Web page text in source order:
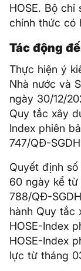
HOSE. Bộ chỉ
chính thức có
Tác động
Thực hiện ý
Nhà nước và
ngày 30/12/
Quy tắc xây
Index phiên
747/QĐ-
Quyết định
60 ngày kể
788/QĐ-
hành Quy tắc
HOSE-Index
HOSE-Index
lực từ tháng